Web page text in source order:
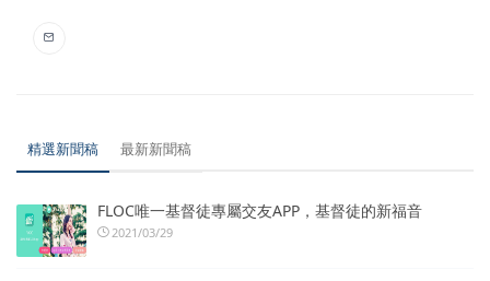
精選新聞稿 最新新聞稿
FLOC唯一基督徒專屬交友APP，基督徒的新福音
2021/03/29